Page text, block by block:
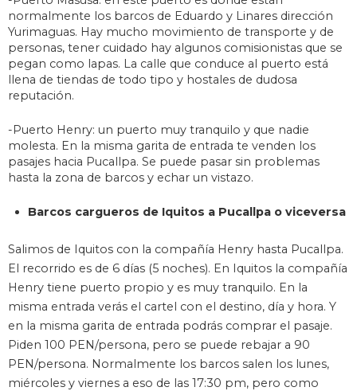
normalmente los barcos de Eduardo y Linares dirección
Yurimaguas. Hay mucho movimiento de transporte y de
personas, tener cuidado hay algunos comisionistas que se
pegan como lapas. La calle que conduce al puerto está
llena de tiendas de todo tipo y hostales de dudosa
reputación.
-Puerto Henry: un puerto muy tranquilo y que nadie
molesta. En la misma garita de entrada te venden los
pasajes hacia Pucallpa. Se puede pasar sin problemas
hasta la zona de barcos y echar un vistazo.
Barcos cargueros de Iquitos a Pucallpa o viceversa
Salimos de Iquitos con la compañía Henry hasta Pucallpa.
El recorrido es de 6 días (5 noches). En Iquitos la compañía
Henry tiene puerto propio y es muy tranquilo. En la
misma entrada verás el cartel con el destino, día y hora. Y
en la misma garita de entrada podrás comprar el pasaje.
Piden 100 PEN/persona, pero se puede rebajar a 90
PEN/persona. Normalmente los barcos salen los lunes,
miércoles y viernes a eso de las 17:30 pm, pero como